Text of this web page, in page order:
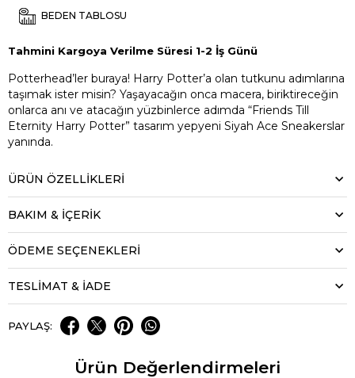
BEDEN TABLOSU
Tahmini Kargoya Verilme Süresi 1-2 İş Günü
Potterhead’ler buraya! Harry Potter’a olan tutkunu adımlarına
taşımak ister misin? Yaşayacağın onca macera, biriktireceğin
onlarca anı ve atacağın yüzbinlerce adımda “Friends Till
Eternity Harry Potter” tasarım yepyeni Siyah Ace Sneakerslar
yanında.
ÜRÜN ÖZELLIKLERI
BAKIM & İÇERİK
ÖDEME SEÇENEKLERI
TESLİMAT & İADE
PAYLAŞ:
Ürün Değerlendirmeleri